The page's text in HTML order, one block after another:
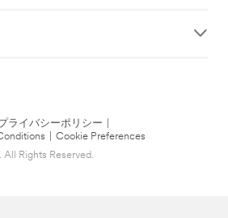
ライバシーポリシー
Cookie Preferences
Rights Reserved.